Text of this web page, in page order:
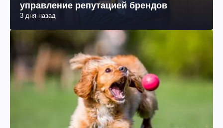
управление репутацией брендов
3 дня назад